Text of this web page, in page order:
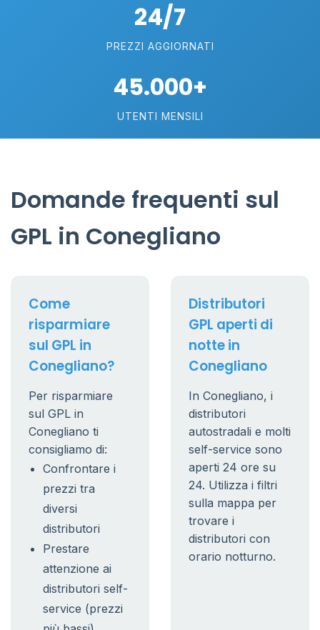
24/7
PREZZI AGGIORNATI
45.000+
UTENTI MENSILI
Domande frequenti sul
GPL in Conegliano
Come
risparmiare
sul GPL in
Conegliano?
Per risparmiare
sul GPL in
Conegliano ti
consigliamo di:
Confrontare i
prezzi tra
diversi
distributori
Prestare
attenzione ai
distributori self-
service (prezzi
Distributori
GPL aperti di
notte in
Conegliano
In Conegliano, i
distributori
autostradali e molti
self-service sono
aperti 24 ore su
24. Utilizza i filtri
sulla mappa per
trovare i
distributori con
orario notturno.